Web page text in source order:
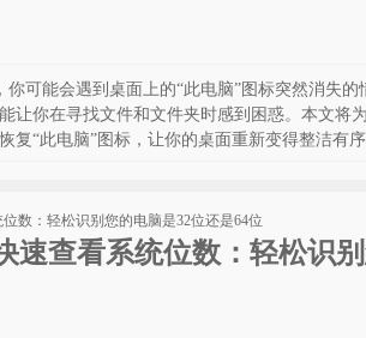
你可能会遇到桌面上的“此电脑”图标突然消失
让你在寻找文件和文件夹时感到困惑。本文将
复“此电脑”图标，让你的桌面重新变得整洁有序
速查看系统位数：轻松识